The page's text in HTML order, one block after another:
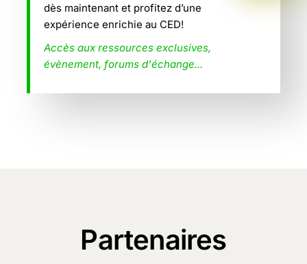
dès maintenant et profitez d’une
expérience enrichie au CED!
Accès aux ressources exclusives,
évènement, forums d'échange...
Partenaires